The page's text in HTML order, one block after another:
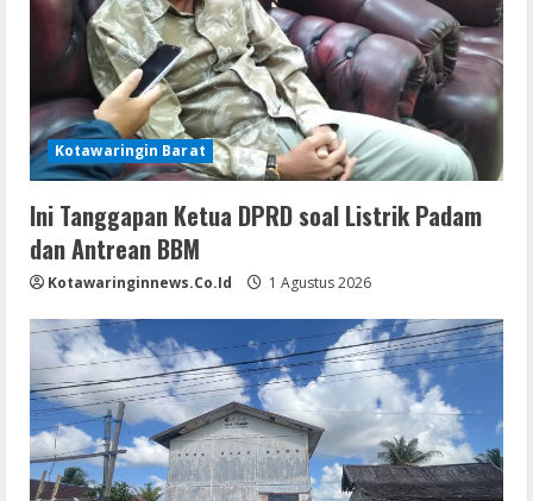
Kotawaringin Barat
Ini Tanggapan Ketua DPRD soal Listrik Padam
dan Antrean BBM
Kotawaringinnews.co.id 1 Agustus 2026